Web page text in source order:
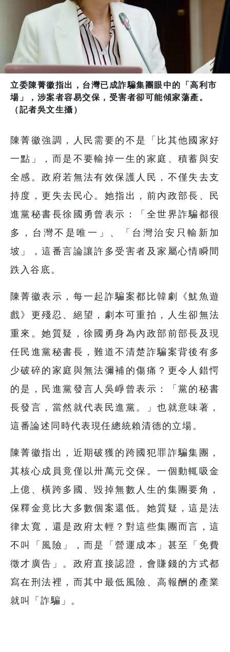
立委陳菁徽指出，台灣已成詐騙集團眼中的「高利市
場」，涉案者容易交保，受害者卻可能傾家蕩產。
（記者吳文生攝）
陳菁徽強調，人民需要的不是「比其他國家好
一點」，而是不要輸掉一生的家庭、積蓄與安
全感。政府若無法有效保護人民，不僅失去支
持度，更失去民心。她指出，前內政部長、民
進黨秘書長徐國勇曾表示：「全世界詐騙都很
多，台灣不是唯一」、「台灣治安只輸新加
坡」，這番言論讓許多受害者及家屬心情瞬間
跌入谷底。
陳菁徽表示，每一起詐騙案都比韓劇《魷魚遊
戲》更殘忍、絕望，劇本可重拍，人生卻無法
重來。她質疑，徐國勇身為內政部前部長及現
任民進黨秘書長，難道不清楚詐騙案背後有多
少破碎的家庭與無法彌補的傷痛？更令人錯愕
的是，民進黨發言人吳崢曾表示：「黨的秘書
長發言，當然就代表民進黨。」也就意味著，
這番論述同時代表現任總統賴清德的立場。
陳菁徽指出，近期破獲的跨國犯罪詐騙集團，
其核心成員竟僅以卅萬元交保。一個動輒吸金
上億、橫跨多國、毀掉無數人生的集團要角，
保釋金竟比大多數個案還低。她質疑，這是法
律太寬，還是政府太輕？對這些集團而言，這
不叫「風險」，而是「營運成本」甚至「免費
徵才廣告」。政府直接認證，會賺錢的方式都
寫在刑法裡，而其中最低風險、高報酬的產業
就叫「詐騙」。